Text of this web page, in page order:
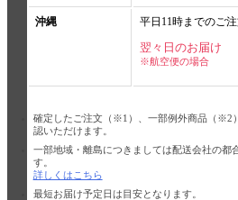
沖縄 平日11時までのご
翌々日のお届け
※航空便の場合
確定したご注文（※1）、一部例外商品（※2
認いただけます。
一部地域・離島につきましては配送会社の都
す。
詳しくはこちら
最短お届け予定日は目安となります。